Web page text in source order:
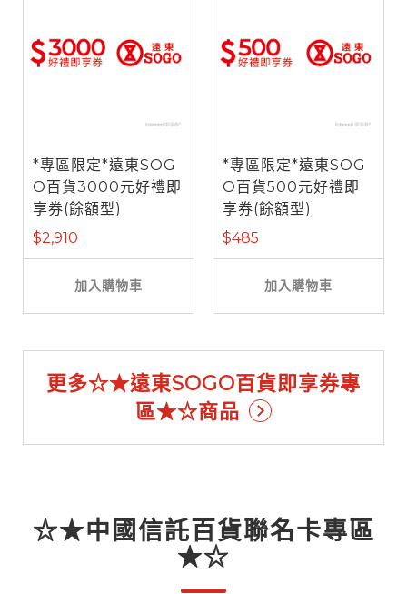
*專區限定*遠東SOG
O百貨3000元好禮即
享券(餘額型)
$2,910
加入購物車
*專區限定*遠東SOG
O百貨500元好禮即
享券(餘額型)
$485
加入購物車
更多☆★遠東SOGO百貨即享券專
區★☆商品
☆★中國信託百貨聯名卡專區
★☆